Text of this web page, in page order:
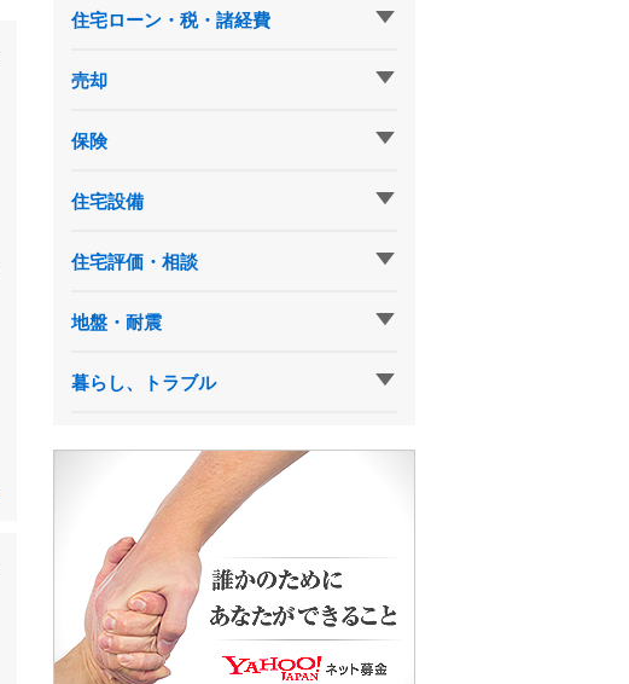
住宅ローン・税・諸経費
売却
保険
住宅設備
住宅評価・相談
地盤・耐震
暮らし、トラブル